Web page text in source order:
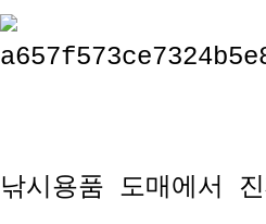
낚시용품 도매에서